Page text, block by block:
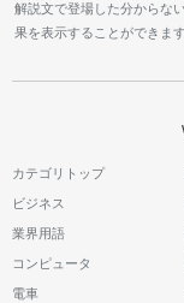
解説文で登場した分からな
果を表示することができます
カテゴリトップ
ビジネス
業界用語
コンピュータ
電車